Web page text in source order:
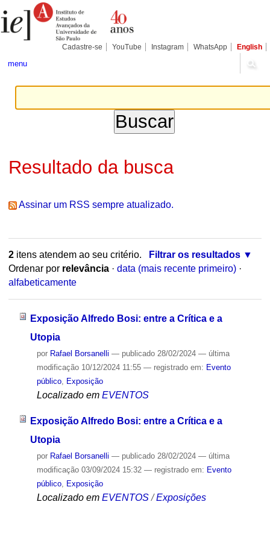
para
conteúdo.
Pessoais
Cadastre-se YouTube Instagram WhatsApp English
menu
Resultado da busca
Assinar um RSS sempre atualizado.
2itens atendem ao seu critério.
Filtrar os resultados
Ordenar por relevância · data (mais recente primeiro) ·
alfabeticamente
Exposição Alfredo Bosi: entre a Crítica e a
Utopia
por Rafael Borsanelli — publicado28/02/2024 — última
modificação10/12/2024 11:55 — registrado em: Evento
público, Exposição
Localizado em EVENTOS
Exposição Alfredo Bosi: entre a Crítica e a
Utopia
por Rafael Borsanelli — publicado28/02/2024 — última
modificação03/09/2024 15:32 — registrado em: Evento
público, Exposição
Localizado em EVENTOS /Exposições